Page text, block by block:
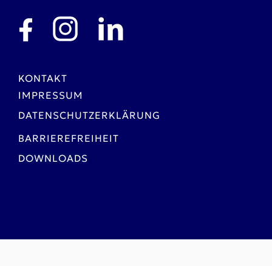
KONTAKT
IMPRESSUM
DATENSCHUTZERKLÄRUNG
BARRIEREFREIHEIT
DOWNLOADS